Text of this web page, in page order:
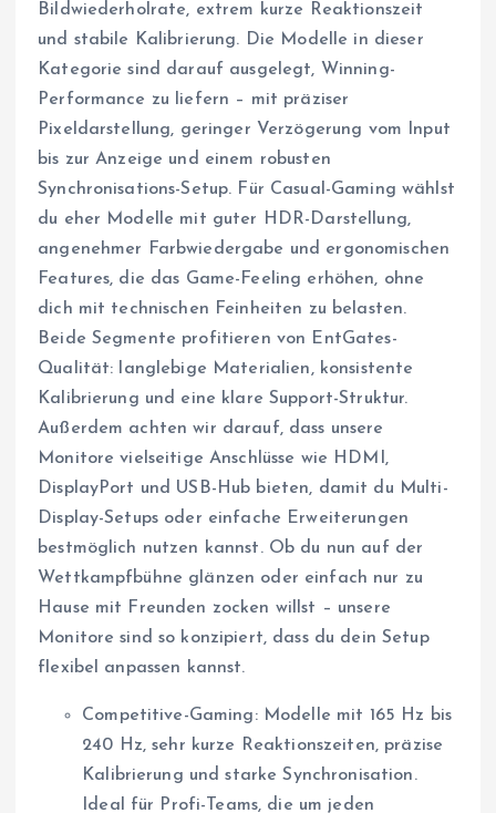
Bildwiederholrate, extrem kurze Reaktionszeit
und stabile Kalibrierung. Die Modelle in dieser
Kategorie sind darauf ausgelegt, Winning-
Performance zu liefern – mit präziser
Pixeldarstellung, geringer Verzögerung vom Input
bis zur Anzeige und einem robusten
Synchronisations-Setup. Für Casual-Gaming wählst
du eher Modelle mit guter HDR-Darstellung,
angenehmer Farbwiedergabe und ergonomischen
Features, die das Game-Feeling erhöhen, ohne
dich mit technischen Feinheiten zu belasten.
Beide Segmente profitieren von EntGates-
Qualität: langlebige Materialien, konsistente
Kalibrierung und eine klare Support-Struktur.
Außerdem achten wir darauf, dass unsere
Monitore vielseitige Anschlüsse wie HDMI,
DisplayPort und USB-Hub bieten, damit du Multi-
Display-Setups oder einfache Erweiterungen
bestmöglich nutzen kannst. Ob du nun auf der
Wettkampfbühne glänzen oder einfach nur zu
Hause mit Freunden zocken willst – unsere
Monitore sind so konzipiert, dass du dein Setup
flexibel anpassen kannst.
Competitive-Gaming: Modelle mit 165 Hz bis
240 Hz, sehr kurze Reaktionszeiten, präzise
Kalibrierung und starke Synchronisation.
Ideal für Profi-Teams, die um jeden